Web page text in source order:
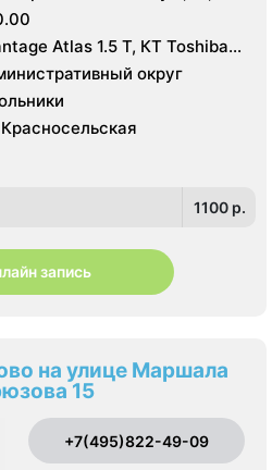
Atlas 1.5 Т, КТ Toshiba
УЗИ GE Logiq 7 округ
1100 p.
запись
на улице Маршала
15
+7(495)822-49-09